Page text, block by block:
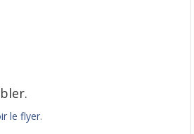
le flyer.